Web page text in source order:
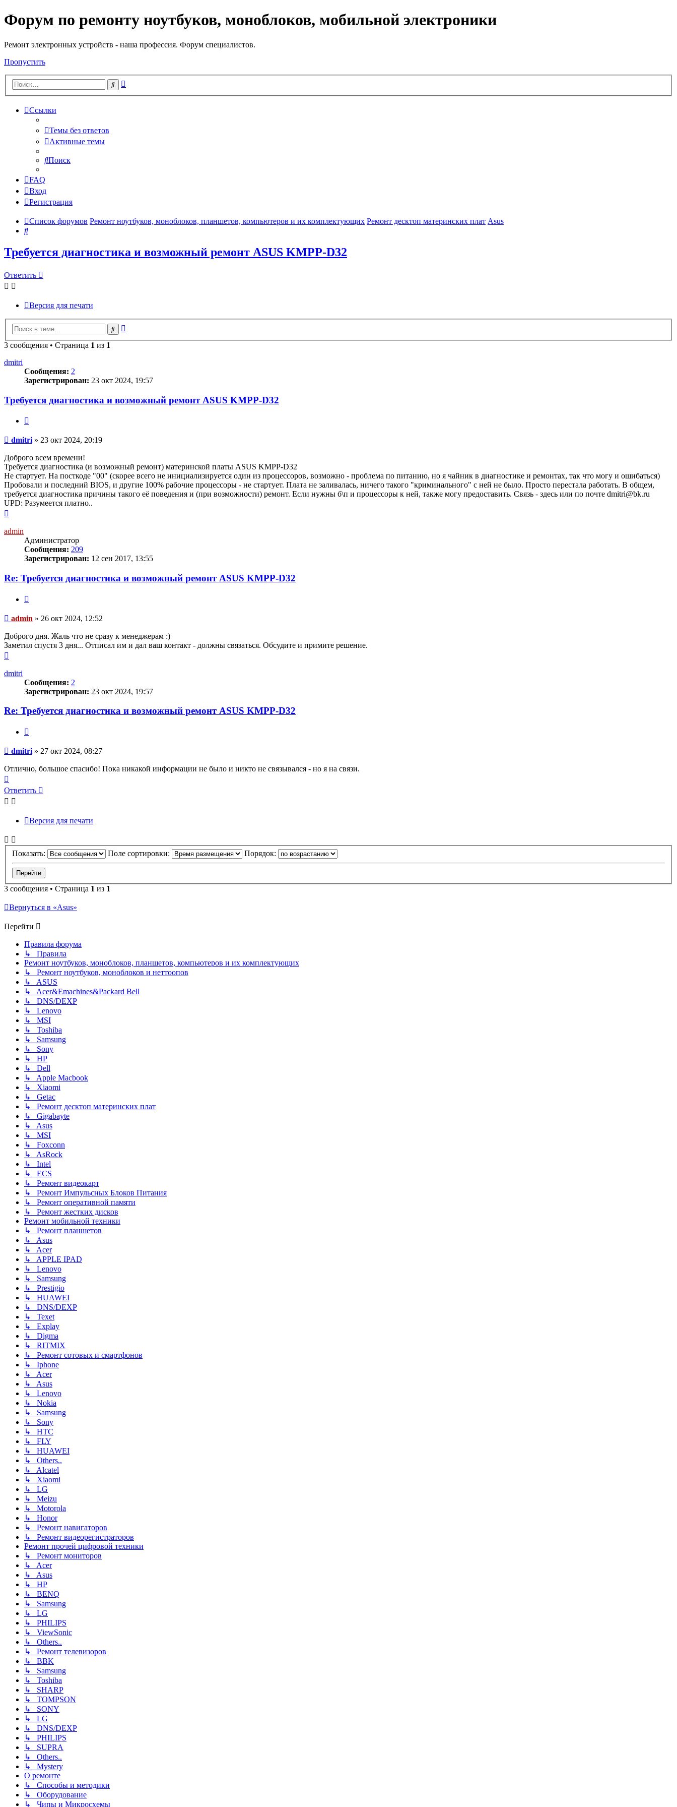
Регистрация
Форум по ремонту ноутбуков, моноблоков, мобильной электроники
Ремонт электронных устройств - наша профессия. Форум специалистов.
Пропустить
Поиск
Ссылки
Темы без ответов
Активные темы
Поиск
FAQ
Вход
Регистрация
Список форумов Ремонт ноутбуков, моноблоков, планшетов, компьютеров и их комплектующих Ремонт десктоп материнских плат Asus
Поиск
Требуется диагностика и возможный ремонт ASUS KMPP-D32
Ответить
Ответить
Версия для печати
Поиск
3 сообщения • Страница 1 из 1
dmitri
Сообщения: 2
Зарегистрирован: 23 окт 2024, 19:57
Требуется диагностика и возможный ремонт ASUS KMPP-D32
Сообщение
dmitri » 23 окт 2024, 20:19
Доброго всем времени!
Требуется диагностика (и возможный ремонт) материнской платы ASUS KMPP-D32
Не стартует. На посткоде "00" (скорее всего не инициализируется один из процессоров, возможно - проблема по питанию, но я чайник в диагностике и ремонтах, так что могу и ошибаться)
Пробовали и последний BIOS, и другие 100% рабочие процессоры - не стартует. Плата не заливалась, ничего такого "криминального" с ней не было. Просто перестала работать. В общем,
требуется диагностика причины такого её поведения и (при возможности) ремонт. Если нужны б\п и процессоры к ней, также могу предоставить. Связь - здесь или по почте dmitri@bk.ru
UPD: Разумеется платно..
началу
admin
Администратор
Сообщения: 209
Зарегистрирован: 12 сен 2017, 13:55
Re: Требуется диагностика и возможный ремонт ASUS KMPP-D32
Сообщение
admin » 26 окт 2024, 12:52
Доброго дня. Жаль что не сразу к менеджерам :)
Заметил спустя 3 дня... Отписал им и дал ваш контакт - должны связаться. Обсудите и примите решение.
началу
dmitri
Сообщения: 2
Зарегистрирован: 23 окт 2024, 19:57
Re: Требуется диагностика и возможный ремонт ASUS KMPP-D32
Сообщение
dmitri » 27 окт 2024, 08:27
Отлично, большое спасибо! Пока никакой информации не было и никто не связывался - но я на связи.
к
началу
Ответить
Ответить
Версия для печати
Показать: Поле сортировки: Порядок:
3 сообщения • Страница 1 из 1
Вернуться в «Asus»
Перейти
Правила форума
↳ Правила
Ремонт ноутбуков, моноблоков, планшетов, компьютеров и их комплектующих
↳ Ремонт ноутбуков, моноблоков и неттоопов
↳ ASUS
↳ Acer&Emachines&Packard Bell
↳ DNS/DEXP
↳ Lenovo
↳ MSI
↳ Toshiba
↳ Samsung
↳ Sony
↳ HP
↳ Dell
↳ Apple Macbook
↳ Xiaomi
↳ Getac
↳ Ремонт десктоп материнских плат
↳ Gigabayte
↳ Asus
↳ MSI
↳ Foxconn
↳ AsRock
↳ Intel
↳ ECS
↳ Ремонт видеокарт
↳ Ремонт Импульсных Блоков Питания
↳ Ремонт оперативной памяти
↳ Ремонт жестких дисков
Ремонт мобильной техники
↳ Ремонт планшетов
↳ Asus
↳ Acer
↳ APPLE IPAD
↳ Lenovo
↳ Samsung
↳ Prestigio
↳ HUAWEI
↳ DNS/DEXP
↳ Texet
↳ Explay
↳ Digma
↳ RITMIX
↳ Ремонт сотовых и смартфонов
↳ Iphone
↳ Acer
↳ Asus
↳ Lenovo
↳ Nokia
↳ Samsung
↳ Sony
↳ HTC
↳ FLY
↳ HUAWEI
↳ Others..
↳ Alcatel
↳ Xiaomi
↳ LG
↳ Meizu
↳ Motorola
↳ Honor
↳ Ремонт навигаторов
↳ Ремонт видеорегистраторов
Ремонт прочей цифровой техники
↳ Ремонт мониторов
↳ Acer
↳ Asus
↳ HP
↳ BENQ
↳ Samsung
↳ LG
↳ PHILIPS
↳ ViewSonic
↳ Others..
↳ Ремонт телевизоров
↳ BBK
↳ Samsung
↳ Toshiba
↳ SHARP
↳ TOMPSON
↳ SONY
↳ LG
↳ DNS/DEXP
↳ PHILIPS
↳ SUPRA
↳ Others..
↳ Mystery
О ремонте
↳ Способы и методики
↳ Оборудование
↳ Чипы и Микросхемы